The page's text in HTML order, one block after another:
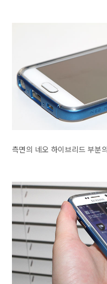
측면의 네오 하이브리드 부분